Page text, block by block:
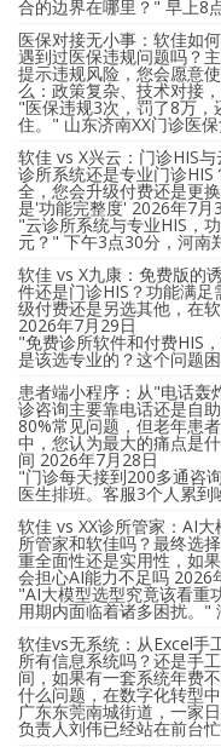
合的边界在哪里？" 早上8
医保对接无小事：软佳如
遇到过医保违规问题吗？
提示违规风险，您会愿意
么：政策复杂、技术对接
"医保违规3次，罚了8万
住。" 山东济南XX门诊医
软佳 vs X兴云：门诊HIS
诊所系统还是专业门诊
全，您会升级付费还是更
是'功能完整度' 2026年7月
"云诊所系统与专业HIS，
元？" 下午3点30分，河南
软佳 vs X九康：免费版的
件还是门诊HIS？功能满
级付费还是另选其他，在
2026年7月29日
"免费诊所软件和付费HIS
是该选专业的？这个问题
患者端小程序：从"电话轰
诊咨询主要靠电话还是自
80%常见问题，但老年患
中，您认为最大的痛点是
间 2026年7月28日
"门诊每天接到200多通咨
医生排班。客服3个人累
软佳 vs XX诊所管家：AI
所管家和软佳吗？最终选
重全面性还是实用性，如
会担心AI能力不足吗 2026
"AI大模型选型究竟该看重
用期内面临着诸多困扰。
软佳vs无系统：从Excel手
所有信息系统吗？还是手
间，如果有一套系统年费
什么问题，在数字化转型
广东东莞南城街道，一家
负责人刘伟已经站在前台